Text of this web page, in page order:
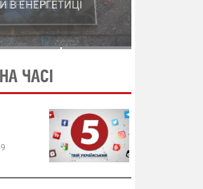
В ЕНЕРГЕТИЦІ
НА ЧАСІ